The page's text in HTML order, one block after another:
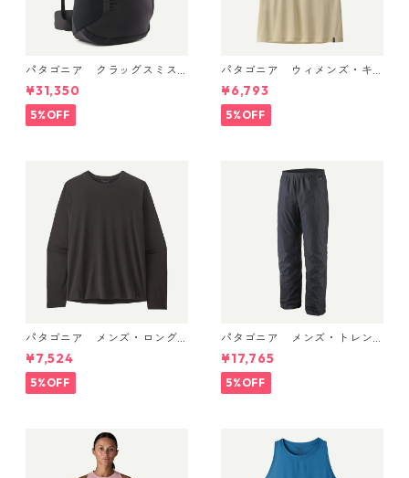
パタゴニア クラッグスミス
パック 45L ブラック 48066 P
atagonia Cragsmith Pack 日
本正規品
¥31,350
5%OFF
パタゴニア ウィメンズ・キ
ャプリーン・クール・ウルト
ラ・タンク Pumice - Dyno W
hite X-Dye 44740 日本正規
品
¥6,793
5%OFF
パタゴニア メンズ・ロング
スリーブ・キャプリーン・ク
ール・デイリー・シャツ Black
¥7,524
5%OFF
パタゴニア メンズ・トレン
トシェル 3L・レイン・パンツ
（ショート） (カラー Black)
Patagonia Men's Torrentshe
ll 3L Rain Pants - Short 日本
¥17,765
5%OFF